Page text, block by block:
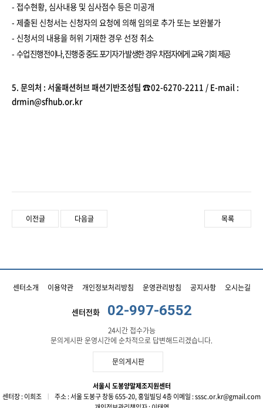
- 접수현황, 심사내용 및 심사점수 등은 미공개
- 제출된 신청서는 신청자의 요청에 의해 임의로 추가 또는 보완불가
- 신청서의 내용을 허위 기재한 경우 선정 취소
- 수업 진행 전이나,진행 중 중도 포기자가 발생한 경우 차점자에게 교육 기회 제공
5. 문의처 : 서울패션허브 패션기반조성팀 ☎02-6270-2211 / E-mail :
drmin@sfhub.or.kr
이전글 다음글 목록
센터소개 이용약관 개인정보처리방침 운영관리방침 공지사항 오시는길
센터전화 02-997-6552
문의게시판
24시간 접수가능
문의게시판 운영시간에 순차적으로 답변해드리겠습니다.
서울시 도봉양말제조지원센터
센터장 : 이희조
ㅣ 주소 : 서울 도봉구 창동 655-20, 홍일빌딩 4층이메일 : sssc.or.kr@gmail.com